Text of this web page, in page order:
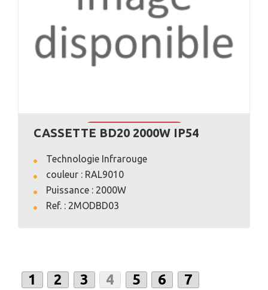
VOIR L'ANNONCE
CASSETTE BD20 2000W IP54
Technologie Infrarouge
couleur : RAL9010
Puissance : 2000W
Ref. : 2MODBD03
1 2 3 4 5 6 7